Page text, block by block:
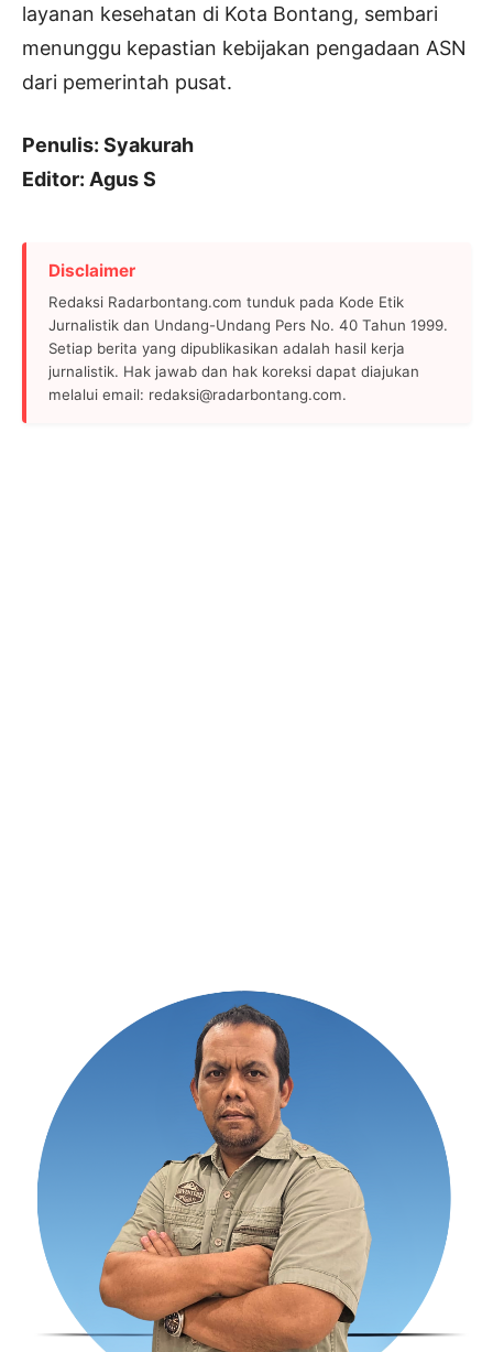
layanan kesehatan di Kota Bontang, sembari
menunggu kepastian kebijakan pengadaan ASN
dari pemerintah pusat.
Penulis: Syakurah
Editor: Agus S
Disclaimer
Redaksi Radarbontang.com tunduk pada Kode Etik
Jurnalistik dan Undang-Undang Pers No. 40 Tahun 1999.
Setiap berita yang dipublikasikan adalah hasil kerja
jurnalistik. Hak jawab dan hak koreksi dapat diajukan
melalui email: redaksi@radarbontang.com.